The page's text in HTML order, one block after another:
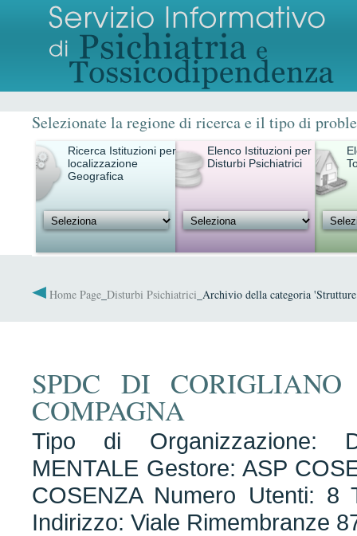
Selezionate la regione di ricerca e il tipo di
Ricerca Istituzioni per
localizzazione
Geografica
Elenco Istituzioni per
Disturbi Psichiatrici
Home Page Disturbi Psichiatrici _Archivio della categoria
SPDC DI
COMPAGNA
Tipo di Organizzazione:
MENTALE Gestore: ASP
COSENZA Numero Utenti: 8
Indirizzo: Viale Rimembranze